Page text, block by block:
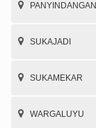
PANYINDANGAN
SUKAJADI
SUKAMEKAR
WARGALUYU